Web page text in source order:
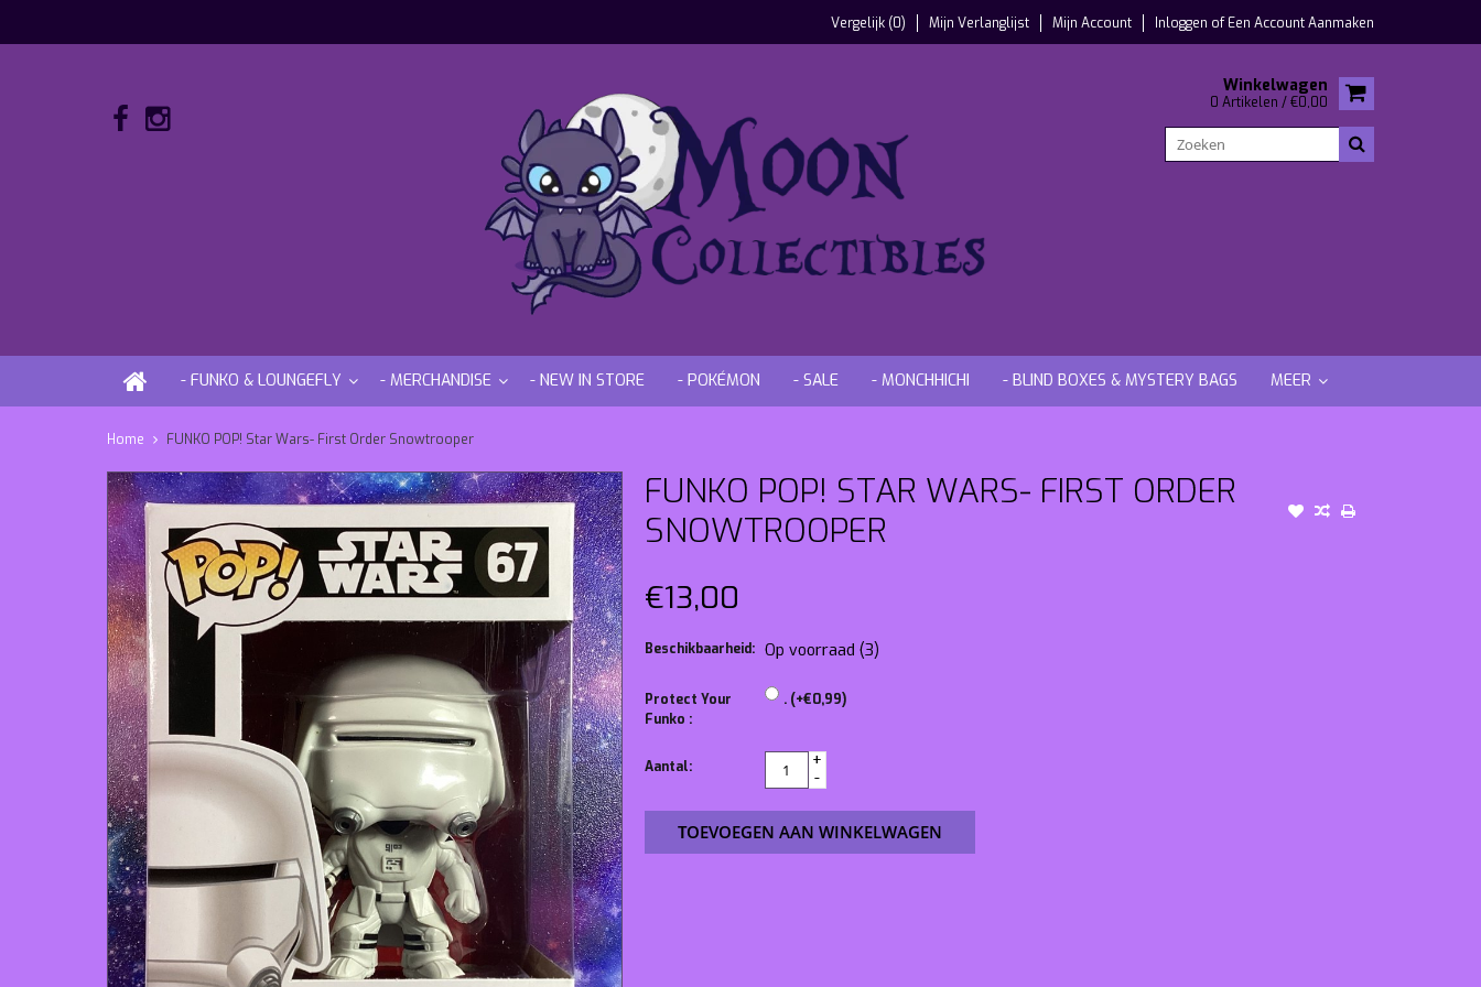
Vergelijk (0) Mijn Verlanglijst Mijn Account Inloggen ofEen Account Aanmaken
Winkelwagen
0 Artikelen / €0,00
- FUNKO & LOUNGEFLY - MERCHANDISE - NEW IN STORE - POKÉMON - SALE - MONCHHICHI - BLIND BOXES & MYSTERY BAGS MEER
Home FUNKO POP! Star Wars- First Order Snowtrooper
FUNKO POP! STAR WARS- FIRST ORDER
SNOWTROOPER
€13,00
Beschikbaarheid: Op voorraad (3)
Protect Your
Funko :
. (+€0,99)
Aantal:
+
-
TOEVOEGEN AAN WINKELWAGEN